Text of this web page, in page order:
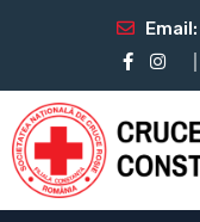
Email: